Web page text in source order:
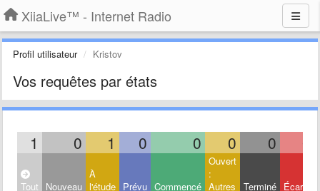
XiiaLive™ - Internet Radio
Profil utilisateur Kristov
Vos requêtes par états
1 0 1 0 0 0 0
Tout Nouveau
À
l'étude Prévu Commencé
Ouvert
:
Autres
Terminé Écarté